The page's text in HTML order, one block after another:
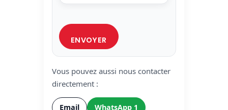
Vous pouvez aussi nous contacter
directement :
Email WhatsApp 1